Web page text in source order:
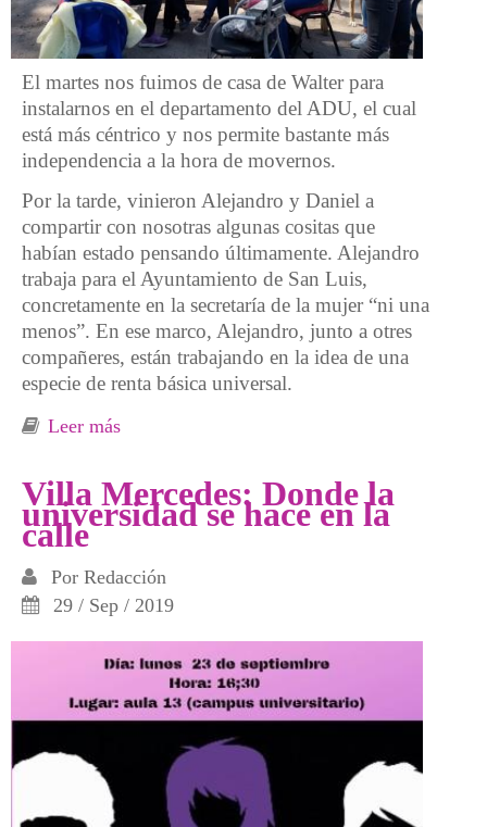
El martes nos fuimos de casa de Walter para
instalarnos en el departamento del ADU, el cual
está más céntrico y nos permite bastante más
independencia a la hora de movernos.
Por la tarde, vinieron Alejandro y Daniel a
compartir con nosotras algunas cositas que
habían estado pensando últimamente. Alejandro
trabaja para el Ayuntamiento de San Luis,
concretamente en la secretaría de la mujer “ni una
menos”. En ese marco, Alejandro, junto a otres
compañeres, están trabajando en la idea de una
especie de renta básica universal.
Leer más
Villa Mercedes: Donde la
universidad se hace en la
calle
Por Redacción
29 / Sep / 2019